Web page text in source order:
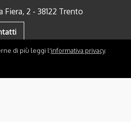
Fiera, 2 - 38122 Trento
di più leggi l'informativa privacy.